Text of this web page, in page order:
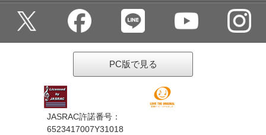
PC版で見る
JASRAC許諾番号：
6523417007Y31018